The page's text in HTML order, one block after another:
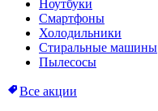
Ноутбуки
Смартфоны
Холодильники
Стиральные машины
Пылесосы
Все акции